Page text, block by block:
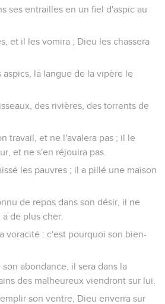
ses entrailles en un fiel d'aspic au
et il les vomira ; Dieu les chassera
aspics, la langue de la vipère le
des rivières, des torrents de
travail, et ne l'avalera pas ; il le
et ne s'en réjouira pas.
les pauvres ; il a pillé une maison
de repos dans son désir, il ne
de plus cher.
voracité : c'est pourquoi son bien-
abondance, il sera dans la
des malheureux viendront sur lui.
son ventre, Dieu enverra sur